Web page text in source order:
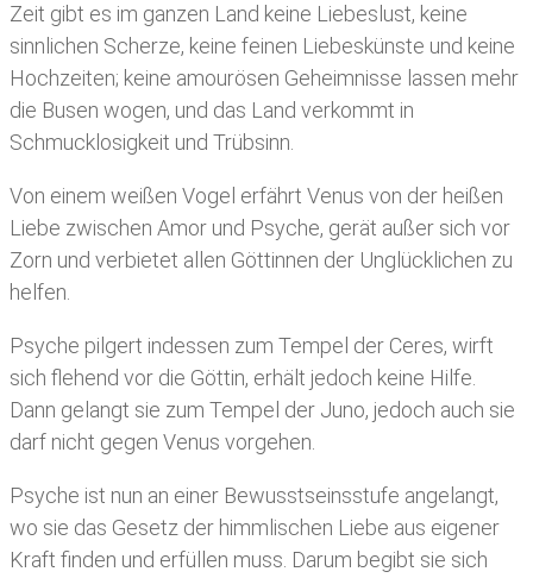
Zeit gibt es im ganzen Land keine Liebeslust, keine
sinnlichen Scherze, keine feinen Liebeskünste und keine
Hochzeiten; keine amourösen Geheimnisse lassen mehr
die Busen wogen, und das Land verkommt in
Schmucklosigkeit und Trübsinn.
Von einem weißen Vogel erfährt Venus von der heißen
Liebe zwischen Amor und Psyche, gerät außer sich vor
Zorn und verbietet allen Göttinnen der Unglücklichen zu
helfen.
Psyche pilgert indessen zum Tempel der Ceres, wirft
sich flehend vor die Göttin, erhält jedoch keine Hilfe.
Dann gelangt sie zum Tempel der Juno, jedoch auch sie
darf nicht gegen Venus vorgehen.
Psyche ist nun an einer Bewusstseinsstufe angelangt,
wo sie das Gesetz der himmlischen Liebe aus eigener
Kraft finden und erfüllen muss. Darum begibt sie sich